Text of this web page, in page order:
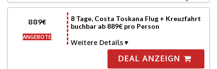
889€
ANGEBOTE
8 Tage, Costa Toskana Flug + Kreuzfahrt
buchbar ab 889€ pro Person
Weitere Details
DEAL ANZEIGN